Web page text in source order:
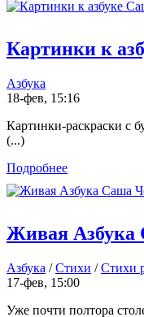
Картинки к
Азбука
18-фев, 15:16
Картинки-раскраски с
(...)
Подробнее
Живая
Азбука /Стихи /Стихи
17-фев, 15:00
Уже почти полтора